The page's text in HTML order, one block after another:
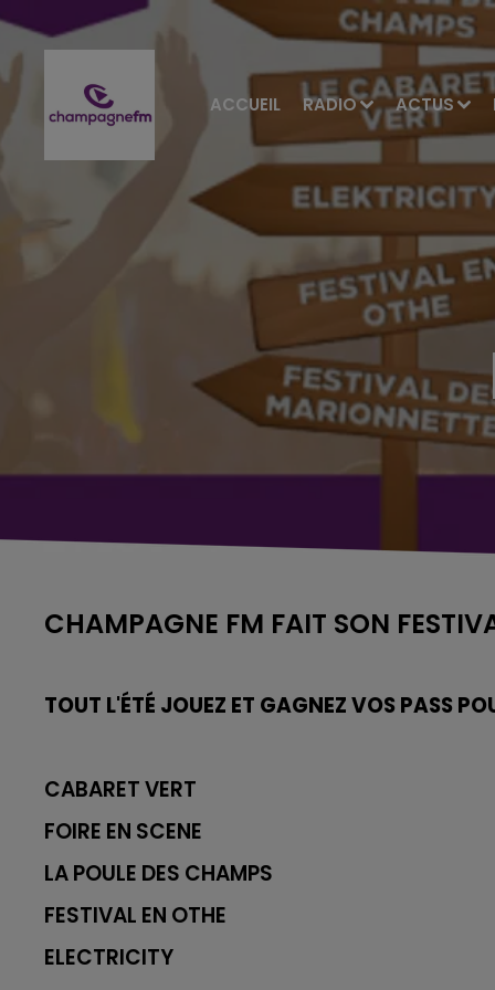
ACCUEIL RADIO ACTUS
CHAMPAGNE FM FAIT SON
TOUT L'ÉTÉ JOUEZ ET GAGNEZ VOS PASS
CABARET VERT
FOIRE EN SCENE
LA POULE DES CHAMPS
FESTIVAL EN OTHE
ELECTRICITY